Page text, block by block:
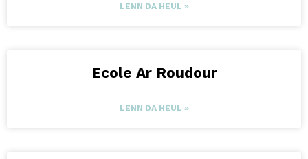
LENN DA HEUL »
Ecole Ar Roudour
LENN DA HEUL »